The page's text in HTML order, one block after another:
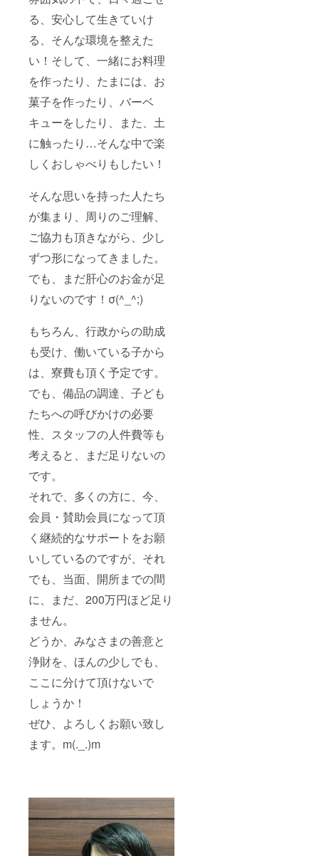
る、安心して生きていけ
る、そんな環境を整えた
い！そして、一緒にお料理
を作ったり、たまには、お
菓子を作ったり、バーベ
キューをしたり、また、土
に触ったり…そんな中で楽
しくおしゃべりもしたい！
そんな思いを持った人たち
が集まり、周りのご理解、
ご協力も頂きながら、少し
ずつ形になってきました。
でも、まだ肝心のお金が足
りないのです！σ(^_^;)
もちろん、行政からの助成
も受け、働いている子から
は、寮費も頂く予定です。
でも、備品の調達、子ども
たちへの呼びかけの必要
性、スタッフの人件費等も
考えると、まだ足りないの
です。
それで、多くの方に、今、
会員・賛助会員になって頂
く継続的なサポートをお願
いしているのですが、それ
でも、当面、開所までの間
に、まだ、200万円ほど足り
ません。
どうか、みなさまの善意と
浄財を、ほんの少しでも、
ここに分けて頂けないで
しょうか！
ぜひ、よろしくお願い致し
ます。m(._.)m